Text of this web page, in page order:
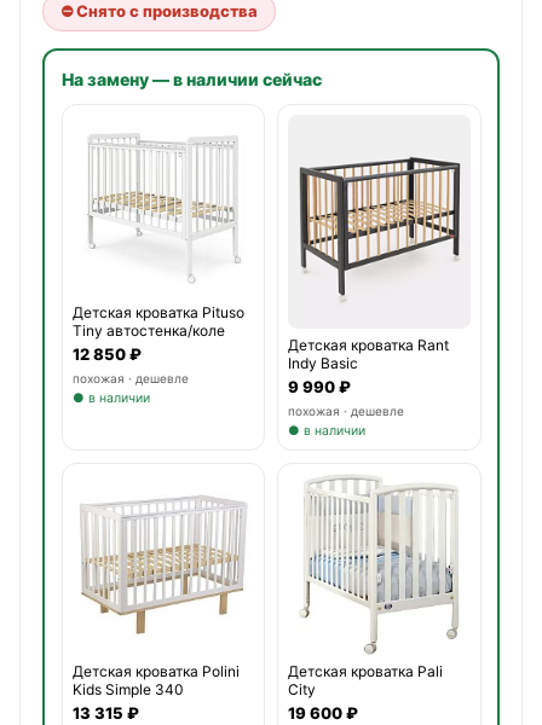
⛔ Снято с производства
На замену — в наличии сейчас
Детская кроватка Pituso
Tiny автостенка/коле
12 850 ₽
похожая · дешевле
● в наличии
Детская кроватка Rant
Indy Basic
9 990 ₽
похожая · дешевле
● в наличии
Детская кроватка Polini
Kids Simple 340
13 315 ₽
Детская кроватка Pali
City
19 600 ₽